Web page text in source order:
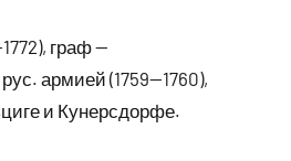
граф —
армией (1759—1760),
и Кунерсдорфе.